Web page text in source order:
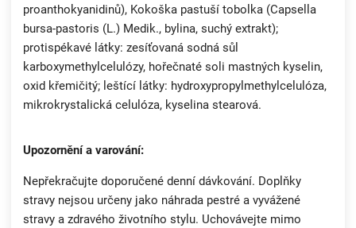
proanthokyanidinů), Kokoška pastuší tobolka (Capsella
bursa-pastoris (L.) Medik., bylina, suchý extrakt);
protispékavé látky: zesíťovaná sodná sůl
karboxymethylcelulózy, hořečnaté soli mastných kyselin,
oxid křemičitý; leštící látky: hydroxypropylmethylcelulóza,
mikrokrystalická celulóza, kyselina stearová.
Upozornění a varování:
Nepřekračujte doporučené denní dávkování. Doplňky
stravy nejsou určeny jako náhrada pestré a vyvážené
stravy a zdravého životního stylu. Uchovávejte mimo